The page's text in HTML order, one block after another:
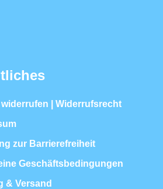
| Widerrufsrecht
zur Barrierefreiheit
Geschäftsbedingungen
& Versand